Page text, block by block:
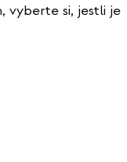
vyberte si, jestli je